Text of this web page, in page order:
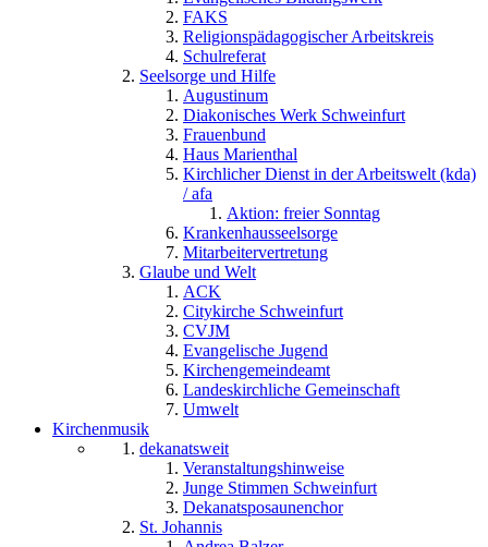
FAKS
Religionspädagogischer Arbeitskreis
Schulreferat
Seelsorge und Hilfe
Augustinum
Diakonisches Werk Schweinfurt
Frauenbund
Haus Marienthal
Kirchlicher Dienst in der Arbeitswelt (kda)
/ afa
Aktion: freier Sonntag
Krankenhausseelsorge
Mitarbeitervertretung
Glaube und Welt
ACK
Citykirche Schweinfurt
CVJM
Evangelische Jugend
Kirchengemeindeamt
Landeskirchliche Gemeinschaft
Umwelt
Kirchenmusik
dekanatsweit
Veranstaltungshinweise
Junge Stimmen Schweinfurt
Dekanatsposaunenchor
St. Johannis